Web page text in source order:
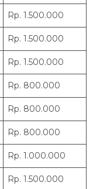
Rp. 1.500.000
Rp. 1.500.000
Rp. 1.500.000
Rp. 800.000
Rp. 800.000
Rp. 800.000
Rp. 1.000.000
Rp. 1.500.000